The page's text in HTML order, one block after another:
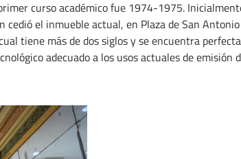
curso académico fue 1974-1975.
el inmueble actual, en Plaza de San
tiene más de dos siglos y se encuentra
adecuado a los usos actuales de